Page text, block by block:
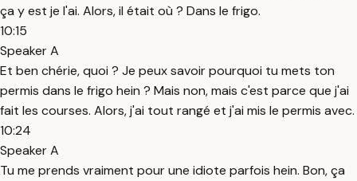
ça y est je l'ai. Alors, il était où ? Dans le frigo.
10:15
Speaker A
Et ben chérie, quoi ? Je peux savoir pourquoi tu mets ton
permis dans le frigo hein ? Mais non, mais c'est parce que j'ai
fait les courses. Alors, j'ai tout rangé et j'ai mis le permis avec.
10:24
Speaker A
Tu me prends vraiment pour une idiote parfois hein. Bon, ça